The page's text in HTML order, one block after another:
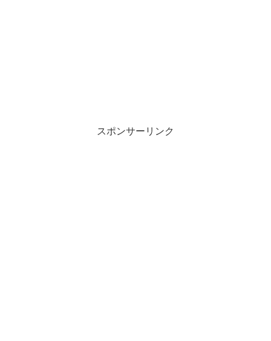
スポンサーリンク